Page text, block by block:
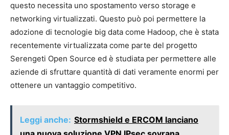
questo necessita uno spostamento verso storage e
networking virtualizzati. Questo può poi permettere la
adozione di tecnologie big data come Hadoop, che è stata
recentemente virtualizzata come parte del progetto
Serengeti Open Source ed è studiata per permettere alle
aziende di sfruttare quantità di dati veramente enormi per
ottenere un vantaggio competitivo.
Leggi anche: Stormshield e ERCOM lanciano